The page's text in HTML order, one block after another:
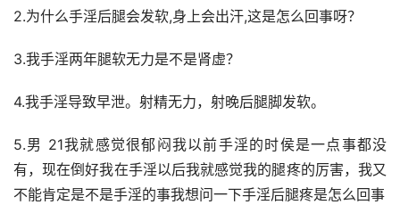
2.为什么手淫后腿会发软,身上会出汗,这是怎么回事呀？
3.我手淫两年腿软无力是不是肾虚？
4.我手淫导致早泄。射精无力，射晚后腿脚发软。
5.男 21我就感觉很郁闷我以前手淫的时侯是一点事都没
有，现在倒好我在手淫以后我就感觉我的腿疼的厉害，我又
不能肯定是不是手淫的事我想问一下手淫后腿疼是怎么回事